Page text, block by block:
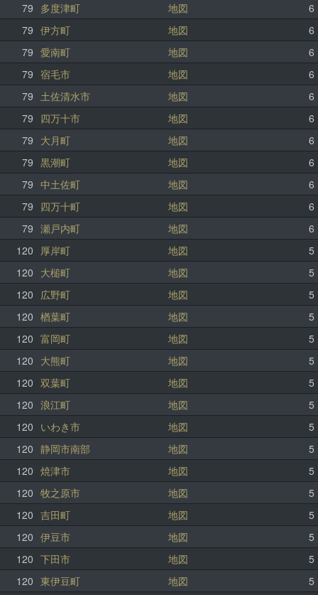
79 多度津町 地図
6
79 伊方町 地図
6
79 愛南町 地図
6
79 宿毛市 地図
6
79 土佐清水市 地図
6
79 四万十市 地図
6
79 大月町 地図
6
79 黒潮町 地図
6
79 中土佐町 地図
6
79 四万十町 地図
6
79 瀬戸内町 地図
6
120 厚岸町 地図
5
120 大槌町 地図
5
120 広野町 地図
5
120 楢葉町 地図
5
120 富岡町 地図
5
120 大熊町 地図
5
120 双葉町 地図
5
120 浪江町 地図
5
120 いわき市 地図
5
120 静岡市南部 地図
5
120 焼津市 地図
5
120 牧之原市 地図
5
120 吉田町 地図
5
120 伊豆市 地図
5
120 下田市 地図
5
120 東伊豆町 地図
5